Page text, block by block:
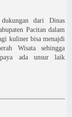
dari Dinas
Pacitan dalam
kuliner bisa menajdi
Wisata sehingga
ada unsur laik